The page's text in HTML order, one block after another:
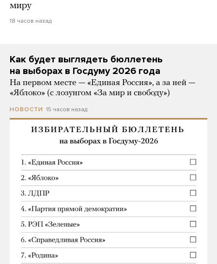
миру
18 часов назад
Как будет выглядеть бюллетень
на выборах в Госдуму 2026 года
На первом месте — «Единая Россия», а за ней —
«Яблоко» (с лозунгом «За мир и свободу»)
НОВОСТИ 15 часов назад